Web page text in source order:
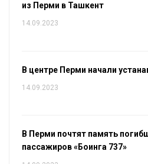
из Перми в Ташкент
14.09.2023
В центре Перми начали
14.09.2023
В Перми почтят память
пассажиров «Боинга 737»